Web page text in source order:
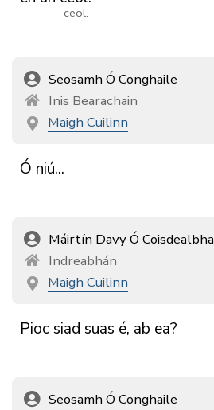
ceol.
Seosamh Ó Conghaile
Inis Bearachain
Maigh Cuilinn
Ó niú...
Máirtín Davy Ó Coisdealbha
Indreabhán
Maigh Cuilinn
Piocsiad suas é, ab ea?
Seosamh Ó Conghaile